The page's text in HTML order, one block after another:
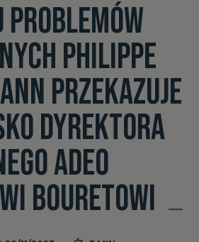
PROBLEMÓW
PHILIPPE
PRZEKAZUJE
DYREKTORA
ADEO
BOURETOWI